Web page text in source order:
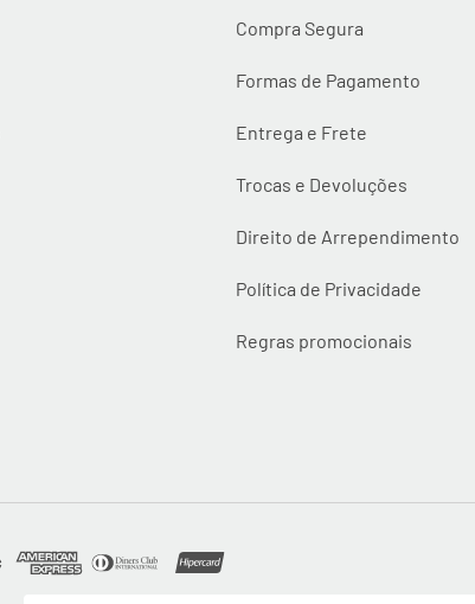
Compra Segura
Formas de Pagamento
Entrega e Frete
Trocas e Devoluções
Direito de Arrependimento
Política de Privacidade
Regras promocionais